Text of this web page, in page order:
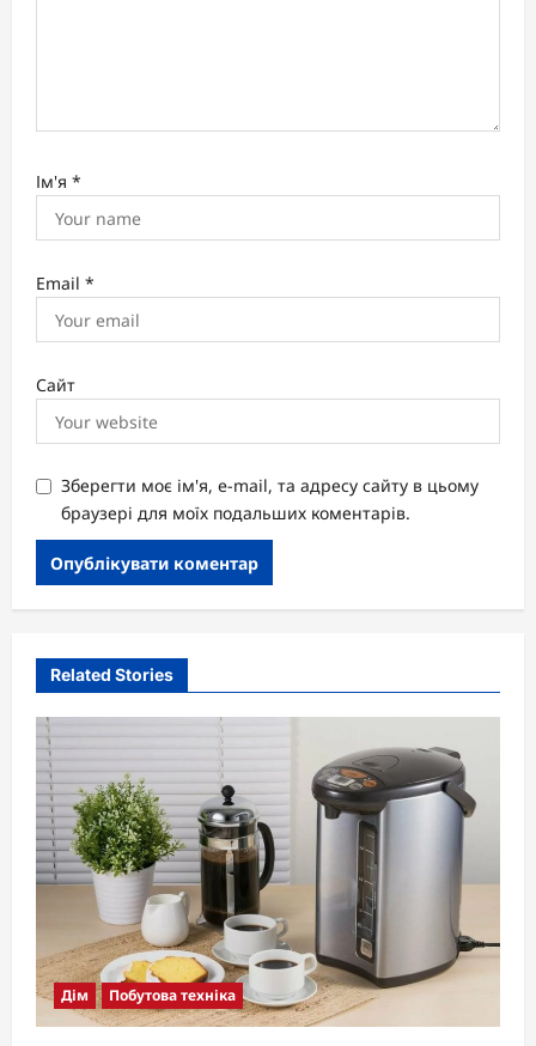
Ім'я *
Email *
Сайт
Зберегти моє ім'я, e-mail, та адресу сайту в цьому
браузері для моїх подальших коментарів.
Related Stories
Дім Побутова техніка